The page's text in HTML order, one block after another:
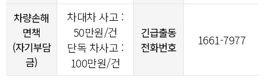
차량손해
면책
(자기부담
금)
차대차 사고 :
50만원/건
단독 차사고 :
100만원/건
긴급출동
전화번호
1661-7977